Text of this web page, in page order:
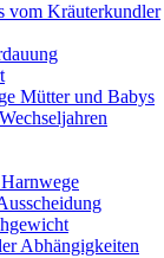
vom Kräuterkundler
Mütter und Babys
Abhängigkeiten